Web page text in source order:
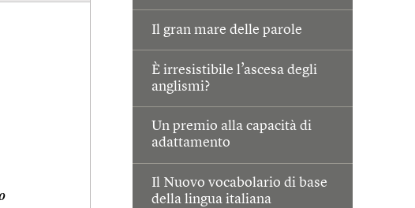
Il gran mare delle parole
È irresistibile l’ascesa degli
anglismi?
Un premio alla capacità di
adattamento
Il Nuovo vocabolario di base
della lingua italiana